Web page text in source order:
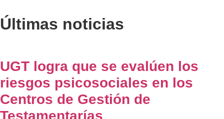
Últimas noticias
UGT logra que se evalúen los
riesgos psicosociales en los
Centros de Gestión de
Testamentarías